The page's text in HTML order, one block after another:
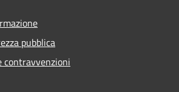
pubblica
contravvenzioni